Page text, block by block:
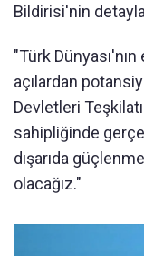
Bildirisi'nin
"Türk
açılardan
Devletleri
sahipliğinde
dışarıda
olacağız."